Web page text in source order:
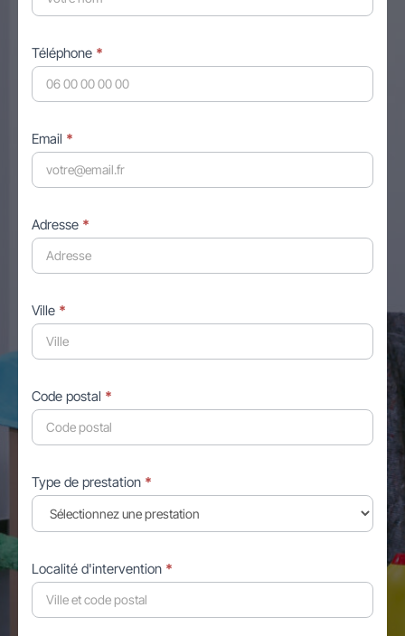
Téléphone *
Email *
Adresse *
Ville *
Code postal *
Type de prestation *
Localité d'intervention *